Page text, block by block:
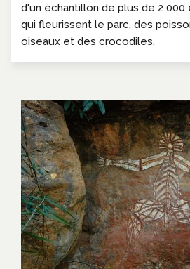
d'un échantillon de plus de 2
qui fleurissent le parc, des
oiseaux et des crocodiles.